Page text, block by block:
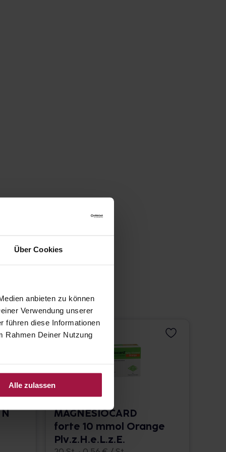
Über Cookies
anbieten zu können
Verwendung unserer
führen diese Informationen
Rahmen Deiner Nutzung
Alle zulassen
N
MAGNESIOCARD
forte 10 mmol Orange
Plv.z.H.e.L.z.E.